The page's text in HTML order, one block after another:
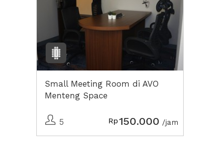
Small Meeting Room di AVO
Menteng Space
5 Rp150.000 /jam